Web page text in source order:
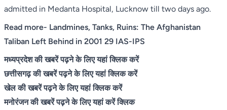
admitted in Medanta Hospital, Lucknow till two days ago.
Read more- Landmines, Tanks, Ruins: The Afghanistan
Taliban Left Behind in 2001 29 IAS-IPS
मध्यप्रदेश की खबरें पढ़ने के लिए यहां क्लिक करें
छत्तीसगढ़ की खबरें पढ़ने के लिए यहां क्लिक करें
खेल की खबरें पढ़ने के लिए यहां क्लिक करें
मनोरंजन की खबरें पढ़ने के लिए यहां करें क्लिक